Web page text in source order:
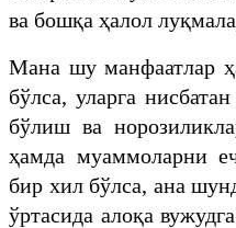
ва бошқа ҳалол
Мана шу манфаатлар
бўлса, уларга
бўлиш ва
ҳамда муаммоларни
бир хил бўлса, ана
ўртасида алоқа